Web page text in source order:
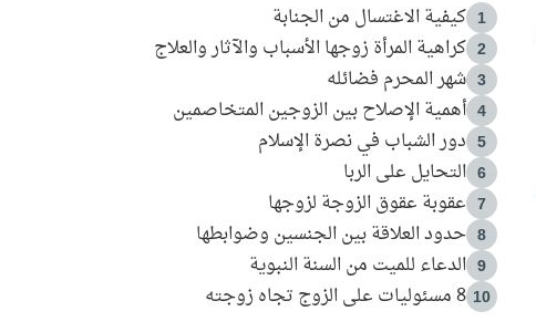
1 كيفية الاغتسال من الجنابة
2 كراهية المرأة زوجها الأسباب والآثار والعلاج
3 شهر المحرم فضائله
4 أهمية الإصلاح بين الزوجين المتخاصمين
5 دور الشباب في نصرة الإسلام
6 التحايل على الربا
7 عقوبة عقوق الزوجة لزوجها
8 حدود العلاقة بين الجنسين وضوابطها
9 الدعاء للميت من السنة النبوية
10 8 مسئوليات على الزوج تجاه زوجته